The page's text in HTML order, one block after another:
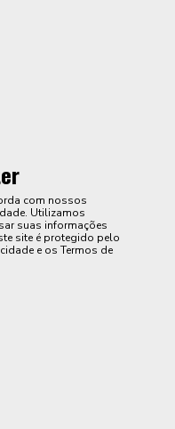
com nossos
Utilizamos
suas informações
site é protegido pelo
e os Termos de